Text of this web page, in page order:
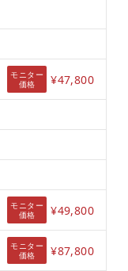
モニター
価格
¥47,800
モニター
価格
¥49,800
モニター
価格
¥87,800